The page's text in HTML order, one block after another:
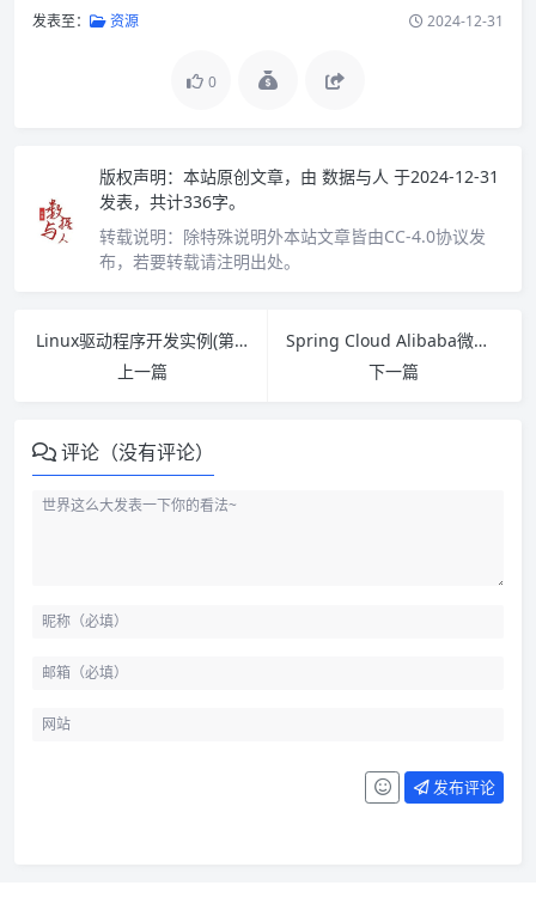
发表至： 资源 2024-12-31
0
版权声明： 本站原创文章，由 数据与人 于2024-12-31
发表，共计336字。
转载说明： 除特殊说明外本站文章皆由CC-4.0协议发
布，若要转载请注明出处。
Linux驱动程序开发实例(第2版) PDF下载
上一篇
Spring Cloud Alibaba微服务原理与实战 PDF下载
下一篇
评论（没有评论）
发布评论